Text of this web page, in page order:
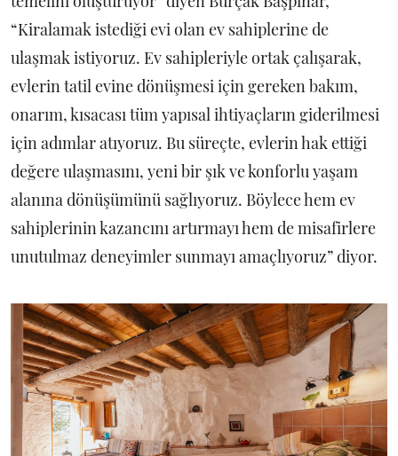
“Kiralamak istediği evi olan ev sahiplerine de
ulaşmak istiyoruz. Ev sahipleriyle ortak çalışarak,
evlerin tatil evine dönüşmesi için gereken bakım,
onarım, kısacası tüm yapısal ihtiyaçların giderilmesi
için adımlar atıyoruz. Bu süreçte, evlerin hak ettiği
değere ulaşmasını, yeni bir şık ve konforlu yaşam
alanına dönüşümünü sağlıyoruz. Böylece hem ev
sahiplerinin kazancını artırmayı hem de misafirlere
unutulmaz deneyimler sunmayı amaçlıyoruz” diyor.